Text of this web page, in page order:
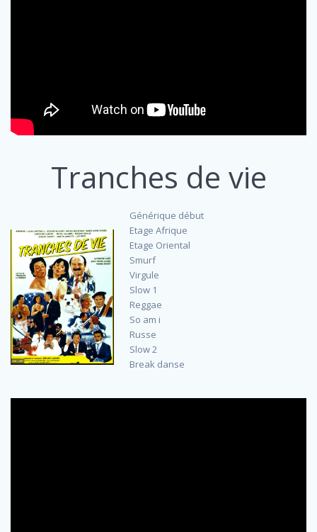
Tranches de vie
Générique début
Etage Afrique
Etage Oriental
Smurf
Virgule
Slow 1
Reggae
So am i
Russe
Slow 2
Break danse